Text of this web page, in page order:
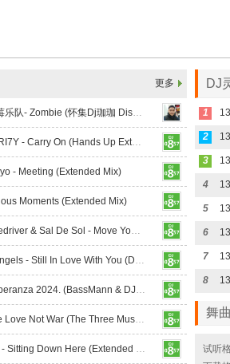
更多
150_小红莓乐队- Zombie (怀集Dj珈珈 Disco Mix)
140 - CLARI7Y - Carry On (Hands Up Extended Mix)
- Meeting (Extended Mix)
Moments (Extended Mix)
142 - Pulsedriver & Sal De Sol - Move Your Love (Extended Mix)
143 - No Angels - Still In Love With You (DJ Arix Bootleg)
144 - L Esperanza 2024. (BassMann & DJ Arek HANDS UP Edit)
144 - Make Love Not War (The Three Musketeers Remix)
144 - Nnth - Sitting Down Here (Extended Mix)
DJ
1
2
3
4
5
6
7
8
舞
试听